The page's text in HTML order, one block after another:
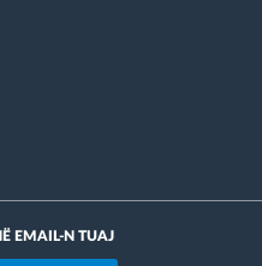
EMAIL-N TUAJ